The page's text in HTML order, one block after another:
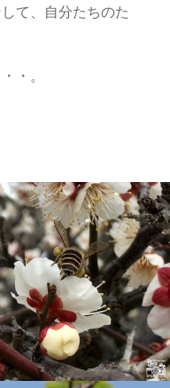
て、自分たちのた
・。